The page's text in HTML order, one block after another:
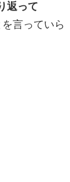
返って
言っていら